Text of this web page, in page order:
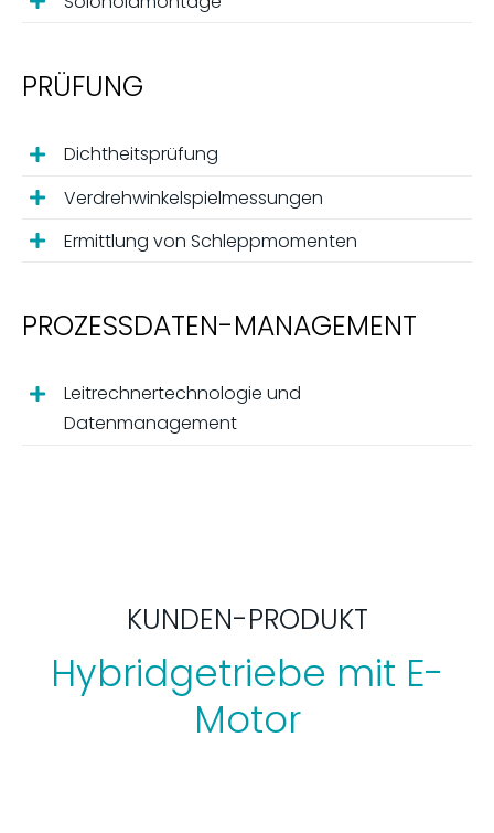
PRÜFUNG
Dichtheitsprüfung
Verdrehwinkelspielmessungen
Ermittlung von Schleppmomenten
PROZESSDATEN-MANAGEMENT
Leitrechnertechnologie und
Datenmanagement
KUNDEN-PRODUKT
Hybridgetriebe mit E-
Motor